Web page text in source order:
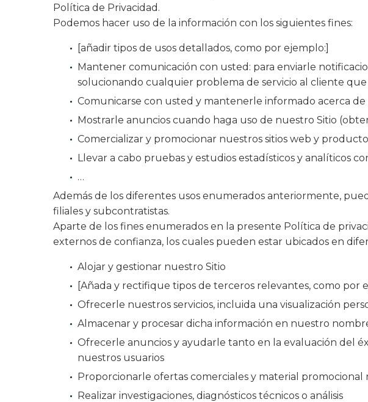
Política de Privacidad.
Podemos hacer uso de la información con los siguientes fines:
[añadir tipos de usos detallados, como por ejemplo:]
Mantener comunicación con usted: para enviarle
solucionando cualquier problema de servicio al cliente
Comunicarse con usted y mantenerle informado acerca de
Mostrarle anuncios cuando haga uso de nuestro Sitio
Comercializar y promocionar nuestros sitios web y
Llevar a cabo pruebas y estudios estadísticos y analíticos
…
Además de los diferentes usos enumerados anteriormente,
filiales y subcontratistas.
Aparte de los fines enumerados en la presente Política de
externos de confianza, los cuales pueden estar ubicados en
Alojar y gestionar nuestro Sitio
[Añada y rectifique tipos de terceros relevantes, como por
Ofrecerle nuestros servicios, incluida una visualización
Almacenar y procesar dicha información en nuestro
Ofrecerle anuncios y ayudarle tanto en la evaluación del
nuestros usuarios
Proporcionarle ofertas comerciales y material
Realizar investigaciones, diagnósticos técnicos o análisis